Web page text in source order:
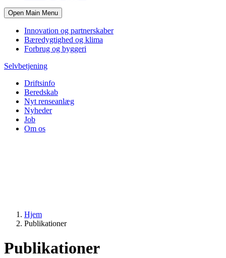
Open Main Menu
Innovation og partnerskaber
Bæredygtighed og klima
Forbrug og byggeri
Selvbetjening
Driftsinfo
Beredskab
Nyt renseanlæg
Nyheder
Job
Om os
Hjem
Publikationer
Publikationer